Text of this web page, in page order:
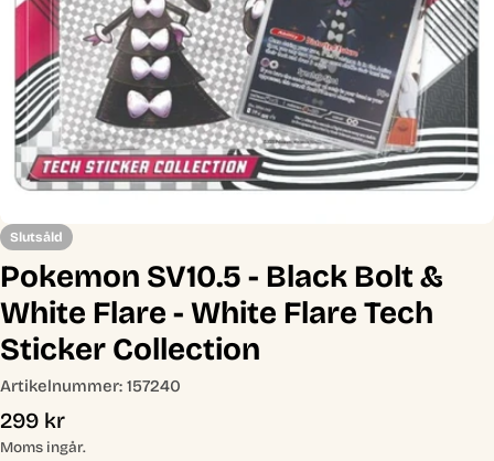
Slutsåld
Pokemon SV10.5 - Black Bolt &
White Flare - White Flare Tech
Sticker Collection
Artikelnummer: 157240
Ordinarie
pris
299 kr
Moms ingår.